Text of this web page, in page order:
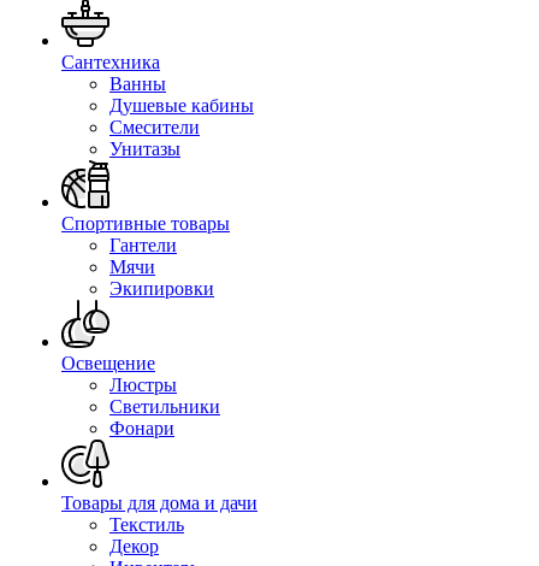
Сантехника
Ванны
Душевые кабины
Смесители
Унитазы
Спортивные товары
Гантели
Мячи
Экипировки
Освещение
Люстры
Светильники
Фонари
Товары для дома и дачи
Текстиль
Декор